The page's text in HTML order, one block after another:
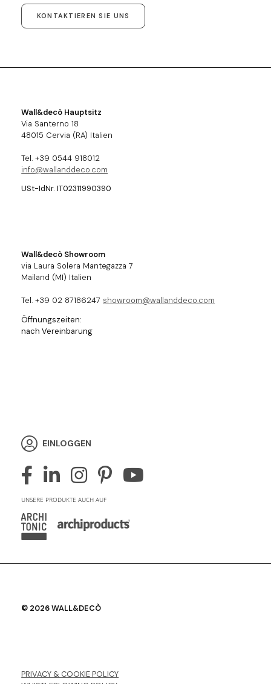
KONTAKTIEREN SIE UNS
Wall&decò Hauptsitz
Via Santerno 18
48015 Cervia (RA) Italien
Tel. +39 0544 918012
info@wallanddeco.com
USt-IdNr. IT02311990390
Wall&decò Showroom
via Laura Solera Mantegazza 7
Mailand (MI) Italien
Tel. +39 02 87186247 showroom@wallanddeco.com
Öffnungszeiten:
nach Vereinbarung
EINLOGGEN
UNSERE PRODUKTE AUCH AUF
© 2026 WALL&DECÒ
PRIVACY & COOKIE POLICY